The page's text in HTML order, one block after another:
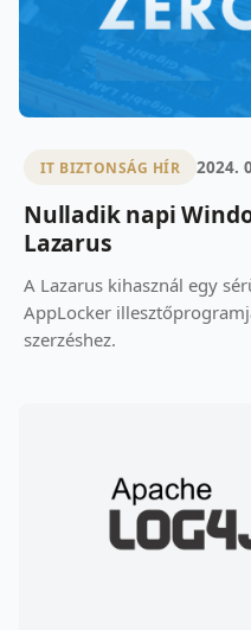
IT BIZTONSÁG HÍR 2024.
Nulladik napi
Lazarus
A Lazarus kihasznál egy
AppLocker
szerzéshez.